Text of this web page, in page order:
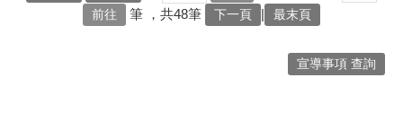
筆 ，共48筆 下一頁 | 最末頁
宣導事項 查詢